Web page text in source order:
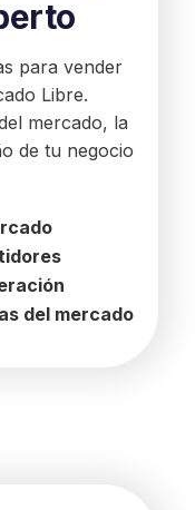
para vender
Libre.
mercado, la
de tu negocio
del mercado